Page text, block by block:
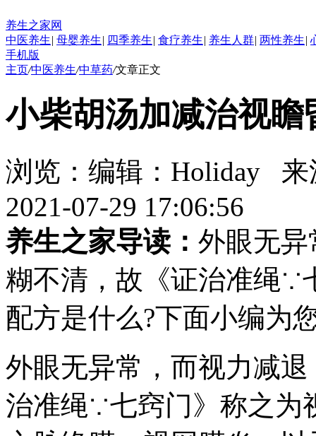
养生之家网
中医养生| 母婴养生| 四季养生| 食疗养生| 养生人群| 两性养生|
手机版
主页/中医养生/中草药/文章正文
小柴胡汤加减治视
浏览： 编辑： Holiday 来
2021-07-29 17:06:56
养生之家导读： 外眼无
糊不清，故《证治准绳∵
配方是什么?下面小编为
外眼无异常，而视力减
治准绳∵七窍门》称之为